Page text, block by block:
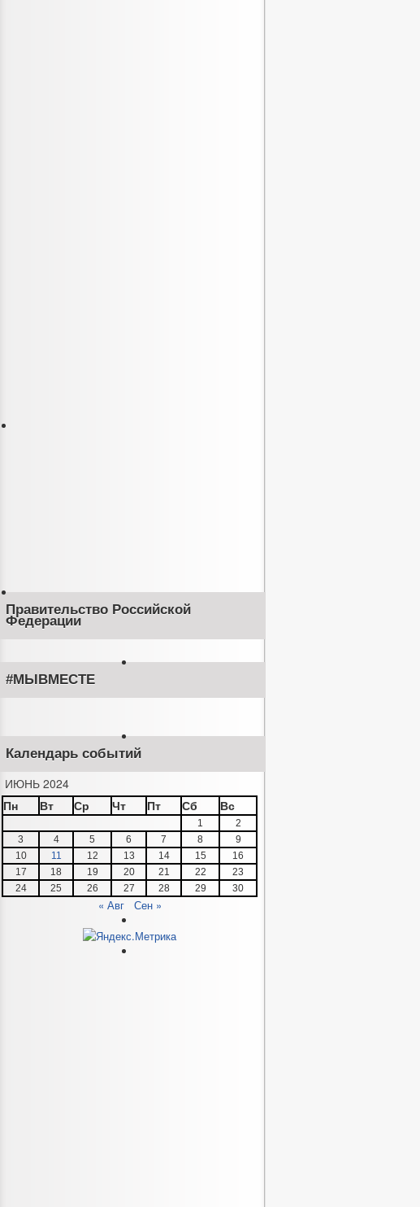
Правительство Российской
Федерации
#МЫВМЕСТЕ
Календарь событий
ИЮНЬ 2024
Пн
Вт Ср Чт Пт Сб Вс
1
2
3
4 5 6 7 8
9
10
11 12 13 14 15
16
17
18 19 20 21 22
23
24
25 26 27 28 29 30
« Авг Сен »